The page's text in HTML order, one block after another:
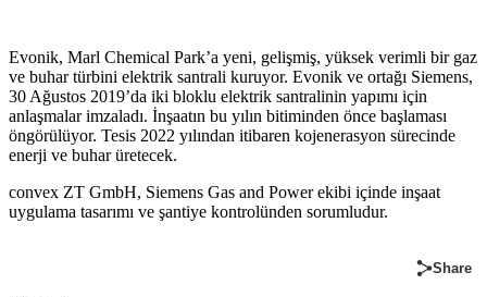
Evonik, Marl Chemical Park’a yeni, gelişmiş, yüksek verimli bir gaz
ve buhar türbini elektrik santrali kuruyor. Evonik ve ortağı Siemens,
30 Ağustos 2019’da iki bloklu elektrik santralinin yapımı için
anlaşmalar imzaladı. İnşaatın bu yılın bitiminden önce başlaması
öngörülüyor. Tesis 2022 yılından itibaren kojenerasyon sürecinde
enerji ve buhar üretecek.
convex ZT GmbH, Siemens Gas and Power ekibi içinde inşaat
uygulama tasarımı ve şantiye kontrolünden sorumludur.
Share